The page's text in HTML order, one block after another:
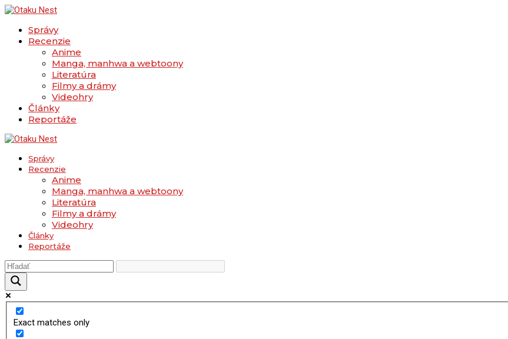
Správy
Recenzie
Anime
Manga, manhwa a webtoony
Literatúra
Filmy a drámy
Videohry
Články
Reportáže
Správy
Recenzie
Anime
Manga, manhwa a webtoony
Literatúra
Filmy a drámy
Videohry
Články
Reportáže
Exact matches only